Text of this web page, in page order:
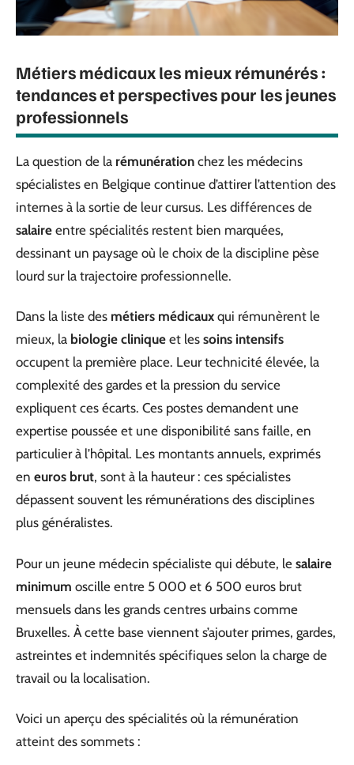
Métiers médicaux les mieux rémunérés :
tendances et perspectives pour les jeunes
professionnels
La question de la rémunération chez les médecins
spécialistes en Belgique continue d’attirer l’attention des
internes à la sortie de leur cursus. Les différences de
salaire entre spécialités restent bien marquées,
dessinant un paysage où le choix de la discipline pèse
lourd sur la trajectoire professionnelle.
Dans la liste des métiers médicaux qui rémunèrent le
mieux, la biologie clinique et les soins intensifs
occupent la première place. Leur technicité élevée, la
complexité des gardes et la pression du service
expliquent ces écarts. Ces postes demandent une
expertise poussée et une disponibilité sans faille, en
particulier à l’hôpital. Les montants annuels, exprimés
en euros brut, sont à la hauteur : ces spécialistes
dépassent souvent les rémunérations des disciplines
plus généralistes.
Pour un jeune médecin spécialiste qui débute, le salaire
minimum oscille entre 5 000 et 6 500 euros brut
mensuels dans les grands centres urbains comme
Bruxelles. À cette base viennent s’ajouter primes, gardes,
astreintes et indemnités spécifiques selon la charge de
travail ou la localisation.
Voici un aperçu des spécialités où la rémunération
atteint des sommets :